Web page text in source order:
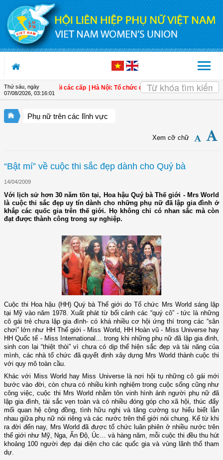
Truy cập nội dung luôn
Thứ sáu, ngày
07/08/2026, 03:16:02
đến cán bộ Hội các cấp | Hà Nội: Tổ chức quán triệt, triển khai Nghị quyết
Phụ nữ trên các lĩnh vực
Xem cỡ chữ
“Bật mí” về cuộc thi sắc đẹp dành cho Quý bà
14/04/2009
Với lịch sử hơn 30 năm tồn tại, Hoa hậu Quý bà Thế giới - Mrs World
là cuộc thi sắc đẹp uy tín dành cho những phụ nữ đã lập gia đình ở
khắp các quốc gia trên thế giới. Họ không chỉ có nhan sắc mà còn
đạt được thành công trong sự nghiệp.
Cuộc thi Hoa hậu (HH) Quý bà Thế giới do Tổ chức Mrs World sáng lập
tại Mỹ vào năm 1978. Xuất phát từ bối cảnh các “quý cô” - tức là những
cô gái trẻ chưa lập gia đình- có khá nhiều cơ hội ứng thí trong các “sân
chơi” lớn như HH Thế giới - Miss World, HH Hoàn vũ - Miss Universe hay
HH Quốc tế - Miss International… trong khi những phụ nữ đã lập gia đình,
sinh con lại “thiệt thòi” vì chưa có dịp thể hiện sắc đẹp và tài năng của
mình, các nhà tổ chức đã quyết định xây dựng Mrs World thành cuộc thi
với quy mô toàn cầu.
Khác với Miss World hay Miss Universe là nơi hội tụ những cô gái mới
bước vào đời, còn chưa có nhiều kinh nghiệm trong cuộc sống cũng như
công việc, cuộc thi Mrs World nhằm tôn vinh hình ảnh người phụ nữ đã
lập gia đình, tài sắc vẹn toàn và có nhiều đóng góp cho xã hội, thúc đẩy
mối quan hệ cộng đồng, tình hữu nghị và tăng cường sự hiểu biết lẫn
nhau giữa phụ nữ nói riêng và các nước trên thế giới nói chung. Kể từ khi
ra đời đến nay, Mrs World đã được tổ chức luân phiên ở nhiều nước trên
thế giới như Mỹ, Nga, Ấn Độ, Úc… và hàng năm, mỗi cuộc thi đều thu hút
khoảng 100 người đẹp đại diện cho các quốc gia và vùng lãnh thổ tham
dự.